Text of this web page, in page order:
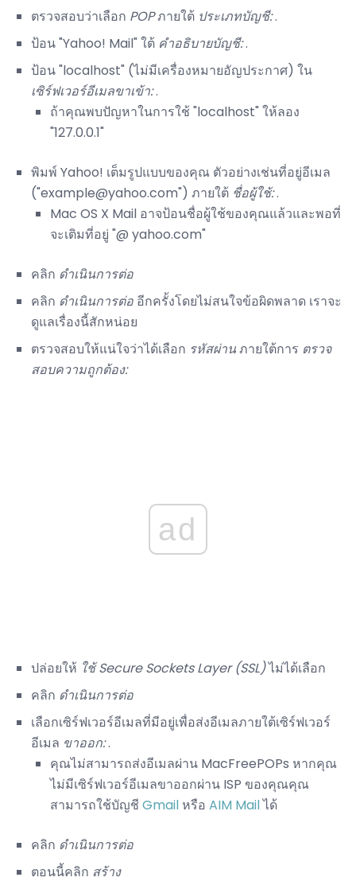
ตรวจสอบว่าเลือก POPภายใต้ ประเภทบัญชี:.
ป้อน "Yahoo! Mail" ใต้ คำอธิบายบัญชี:.
ป้อน "localhost" (ไม่มีเครื่องหมายอัญประกาศ) ใน
เซิร์ฟเวอร์อีเมลขาเข้า:.
ถ้าคุณพบปัญหาในการใช้ "localhost" ให้ลอง
"127.0.0.1"
พิมพ์ Yahoo! เต็มรูปแบบของคุณ ตัวอย่างเช่นที่อยู่อีเมล
("example@yahoo.com") ภายใต้ ชื่อผู้ใช้:.
Mac OS X Mail อาจป้อนชื่อผู้ใช้ของคุณแล้วและพอที่
จะเติมที่อยู่ "@ yahoo.com"
คลิก ดำเนินการต่อ
คลิก ดำเนินการต่อ อีกครั้งโดยไม่สนใจข้อผิดพลาด เราจะ
ดูแลเรื่องนี้สักหน่อย
ตรวจสอบให้แน่ใจว่าได้เลือก รหัสผ่านภายใต้การ ตรวจ
สอบความถูกต้อง:
ad
ปล่อยให้ ใช้ Secure Sockets Layer (SSL)ไม่ได้เลือก
คลิก ดำเนินการต่อ
เลือกเซิร์ฟเวอร์อีเมลที่มีอยู่เพื่อส่งอีเมลภายใต้เซิร์ฟเวอร์
อีเมล ขาออก:.
คุณไม่สามารถส่งอีเมลผ่าน MacFreePOPs หากคุณ
ไม่มีเซิร์ฟเวอร์อีเมลขาออกผ่าน ISP ของคุณคุณ
สามารถใช้บัญชี Gmail หรือ AIM Mailได้
คลิก ดำเนินการต่อ
ตอนนี้คลิก สร้าง